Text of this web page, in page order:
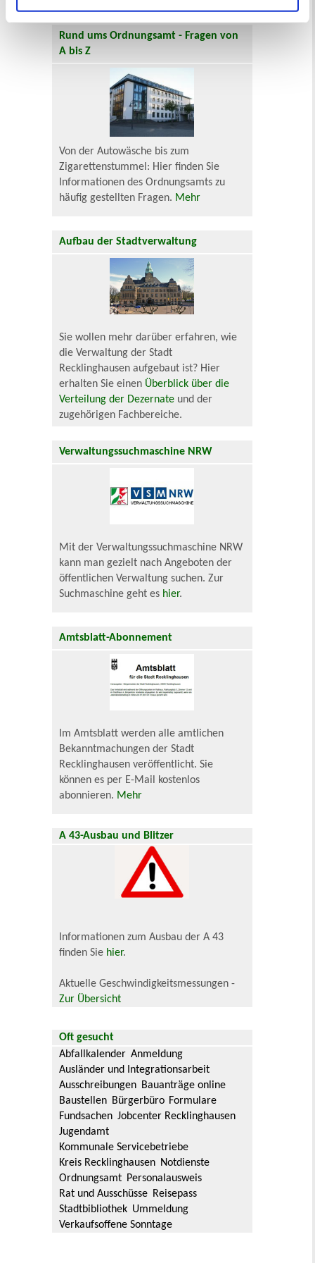
Rund ums Ordnungsamt - Fragen von
A bis Z
Von der Autowäsche bis zum
Zigarettenstummel: Hier finden Sie
Informationen des Ordnungsamts zu
häufig gestellten Fragen. Mehr
Aufbau der Stadtverwaltung
Sie wollen mehr darüber erfahren, wie
die Verwaltung der Stadt
Recklinghausen aufgebaut ist? Hier
erhalten Sie einen Überblick über die
Verteilung der Dezernate und der
zugehörigen Fachbereiche.
Verwaltungssuchmaschine NRW
Mit der Verwaltungssuchmaschine NRW
kann man gezielt nach Angeboten der
öffentlichen Verwaltung suchen. Zur
Suchmaschine geht es hier.
Amtsblatt-Abonnement
Im Amtsblatt werden alle amtlichen
Bekanntmachungen der Stadt
Recklinghausen veröffentlicht. Sie
können es per E-Mail kostenlos
abonnieren. Mehr
A 43-Ausbau und Blitzer
Informationen zum Ausbau der A 43
finden Sie hier.
Aktuelle Geschwindigkeitsmessungen -
Zur Übersicht
Oft gesucht
Abfallkalender Anmeldung
Ausländer und Integrationsarbeit
Ausschreibungen Bauanträge online
Baustellen Bürgerbüro Formulare
Fundsachen Jobcenter Recklinghausen
Jugendamt
Kommunale Servicebetriebe
Kreis Recklinghausen Notdienste
Ordnungsamt Personalausweis
Rat und Ausschüsse Reisepass
Stadtbibliothek Ummeldung
Verkaufsoffene Sonntage